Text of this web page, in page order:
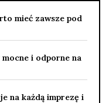
mieć zawsze pod
mocne i odporne na
na każdą imprezę i